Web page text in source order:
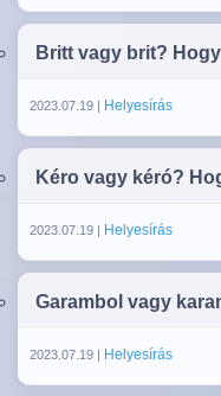
Britt vagy brit?
2023.07.19 | Helyesírás
Kéro vagy kéró?
2023.07.19 | Helyesírás
Garambol vagy
2023.07.19 | Helyesírás